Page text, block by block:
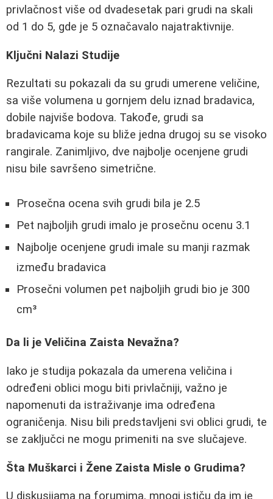
privlačnost više od dvadesetak pari grudi na skali
od 1 do 5, gde je 5 označavalo najatraktivnije.
Ključni Nalazi Studije
Rezultati su pokazali da su grudi umerene veličine,
sa više volumena u gornjem delu iznad bradavica,
dobile najviše bodova. Takođe, grudi sa
bradavicama koje su bliže jedna drugoj su se visoko
rangirale. Zanimljivo, dve najbolje ocenjene grudi
nisu bile savršeno simetrične.
Prosečna ocena svih grudi bila je 2.5
Pet najboljih grudi imalo je prosečnu ocenu 3.1
Najbolje ocenjene grudi imale su manji razmak
između bradavica
Prosečni volumen pet najboljih grudi bio je 300
cm³
Da li je Veličina Zaista Nevažna?
Iako je studija pokazala da umerena veličina i
određeni oblici mogu biti privlačniji, važno je
napomenuti da istraživanje ima određena
ograničenja. Nisu bili predstavljeni svi oblici grudi, te
se zaključci ne mogu primeniti na sve slučajeve.
Šta Muškarci i Žene Zaista Misle o Grudima?
U diskusijama na forumima, mnogi ističu da im je